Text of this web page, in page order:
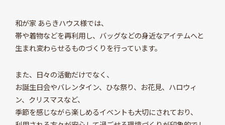
和が家 あらきハウス様では、
帯や着物などを再利用し、バッグなどの身近なアイテムへと
生まれ変わらせるものづくりを行っています。
また、日々の活動だけでなく、
お誕生日会やバレンタイン、ひな祭り、お花見、ハロウィ
ン、クリスマスなど、
季節を感じながら楽しめるイベントも大切にされており、